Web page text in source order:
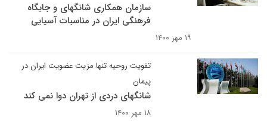
سازمان همکاری شانگهای و جایگاه
فرهنگی ایران در مناسبات آسیایی
۱۹ مهر ۱۴۰۰
تقویت روحیه تنها مزیت عضویت ایران در
پیمان
شانگهای دردی از تهران دوا نمی کند
۱۸ مهر ۱۴۰۰